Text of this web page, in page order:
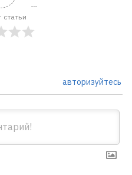
статьи
авторизуйтесь